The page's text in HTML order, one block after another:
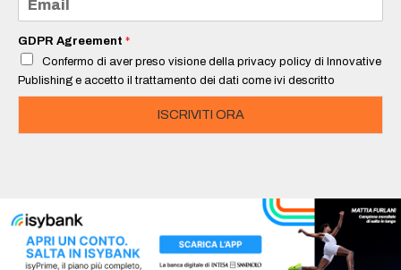
a
i
*
GDPR Agreement *
Confermo di aver preso visione della privacy policy di Innovative
Publishing e accetto il trattamento dei dati come ivi descritto
ISCRIVITI ORA